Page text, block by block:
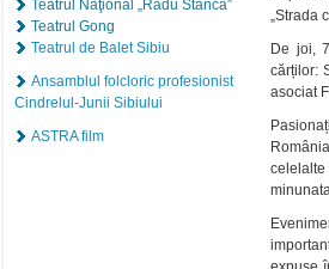
Teatrul Naţional „Radu Stanca”
Teatrul Gong
Teatrul de Balet Sibiu
Ansamblul folcloric profesionist
Cindrelul-Junii Sibiului
ASTRA film
„Strada
De joi,
cărților:
asociat